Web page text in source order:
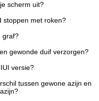
scherm uit?
stoppen met roken?
graf?
gewonde duif verzorgen?
versie?
tussen gewone azijn en